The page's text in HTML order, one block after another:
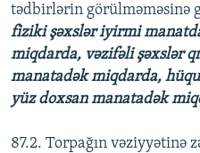
tədbirlərin görülməməsinə
fiziki şəxslər iyirmi
miqdarda, vəzifəli şəxslər
manatadək miqdarda,
yüz doxsan manatadək
87.2. Torpağın vəziyyətinə